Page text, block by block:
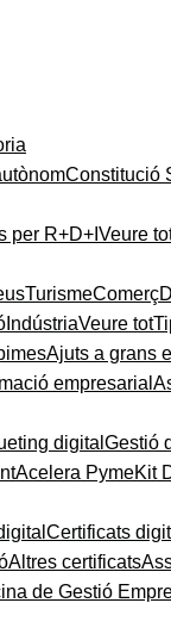
Constitució
per R+D+I Veure
TurismeComerç
IndústriaVeure tot
Ajuts a grans
empresarial
digital Gestió
Acelera PymeKit
Certificats
Altres certificats
de Gestió